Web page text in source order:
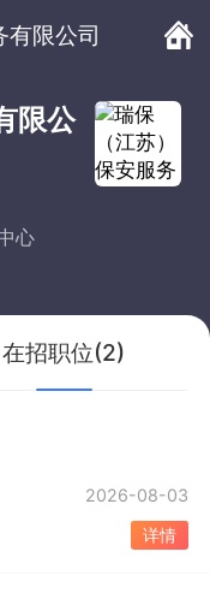
有限公司
限公
心
在招职位(2)
2026-08-03
详情